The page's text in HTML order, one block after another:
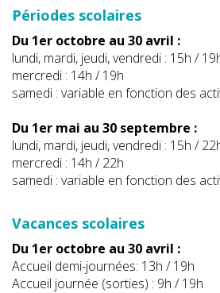
Périodes scolaires
Du 1er octobre au 30 avril :
lundi, mardi, jeudi, vendredi : 15h /
mercredi : 14h / 19h
samedi : variable en fonction des
Du 1er mai au 30 septembre :
lundi, mardi, jeudi, vendredi : 15h /
mercredi : 14h / 22h
samedi : variable en fonction des
Vacances scolaires
Du 1er octobre au 30 avril :
Accueil demi-journées: 13h / 19h
Accueil journée (sorties) : 9h / 19h